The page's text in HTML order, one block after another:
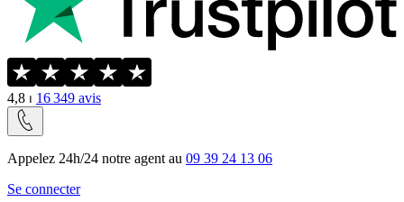
4,8 ⏐ 16 349 avis
Appelez 24h/24 notre agent au 09 39 24 13 06
Se connecter